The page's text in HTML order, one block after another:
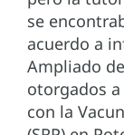
se
acuerdo a
Ampliado
otorgados a
con la